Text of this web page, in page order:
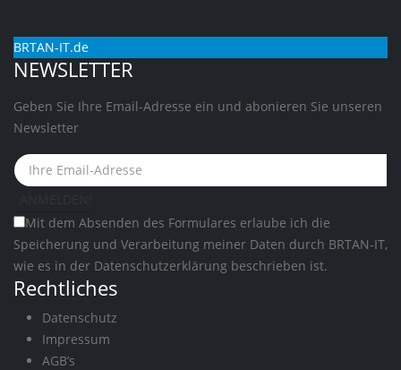
BRTAN-IT.de
NEWSLETTER
Geben Sie Ihre Email-Adresse ein und abonieren Sie unseren
Newsletter
Mit dem Absenden des Formulares erlaube ich die
Speicherung und Verarbeitung meiner Daten durch BRTAN-IT,
wie es in der Datenschutzerklärung beschrieben ist.
Rechtliches
Datenschutz
Impressum
AGB’s